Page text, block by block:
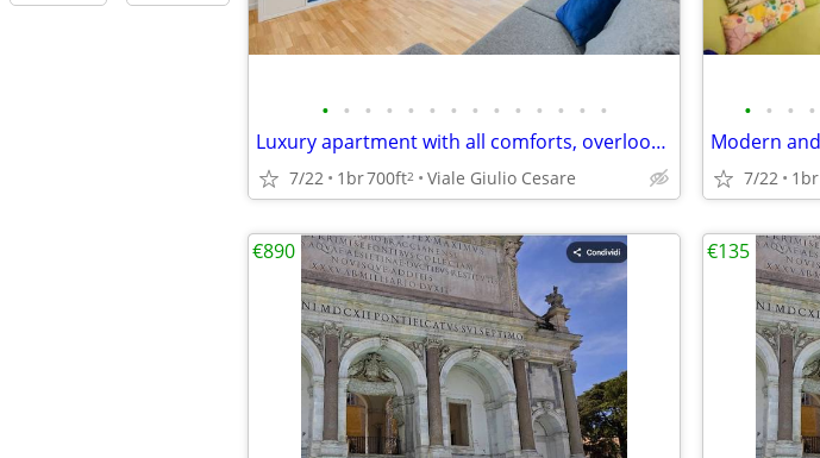
• • • • • • • • • • • • • •
Luxury apartment with all comforts, overlooking the River Tiber
7/22 1br700ft2 Viale Giulio Cesare
• • • •
7/22 1br
€890 €135